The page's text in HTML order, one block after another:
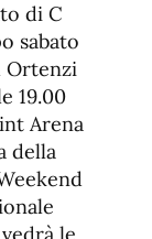
di C
sabato
Ortenzi
19.00
Arena
della